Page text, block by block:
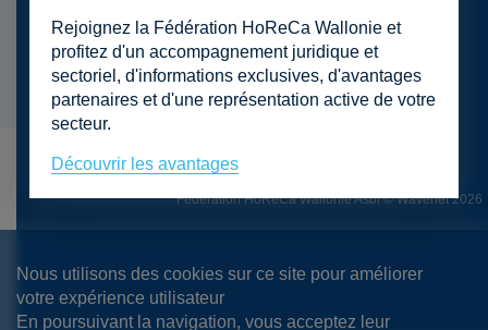
Nous utilisons des cookies sur ce site pour améliorer
votre expérience utilisateur
En poursuivant la navigation, vous acceptez leur
Presse
Contact
Mentions légales
Protection de la vie privée
Fédération HoReCa Wallonie Asbl © Wavenet 2026
Rejoignez la Fédération HoReCa Wallonie et
profitez d'un accompagnement juridique et
sectoriel, d'informations exclusives, d'avantages
partenaires et d'une représentation active de votre
secteur.
Découvrir les avantages